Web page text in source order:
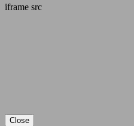
iframe src
Close